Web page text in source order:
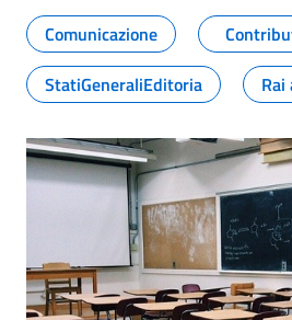
Tutti i contenuti
Comunicazione
StatiGeneraliEditoria
Rai